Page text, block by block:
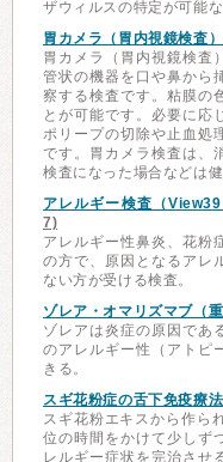
ザウィルスの特定が可能な
胃カメラ（胃内視鏡検査）
胃カメラ（胃内視鏡検査
管状の機器を口や鼻から
察する検査です。粘膜の
とが可能です。必要に応
ポリープの切除や止血処
です。胃カメラ検査は、
検査になった場合などは
アレルギー検査（
7)
アレルギー性鼻炎、花粉
の方で、原因となるアレ
ない方が受ける検査。
ゾレア・オマリズマブ（
ゾレアは炎症の原因であ
のアレルギー性（アトピ
きる。
スギ花粉症の舌下免疫療
スギ花粉エキスから作ら
位の時間をかけて少しず
レルギー症状を完治させ